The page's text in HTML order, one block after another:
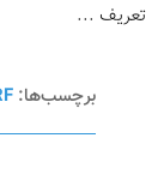
تعریف ...
برچسب‌ها: